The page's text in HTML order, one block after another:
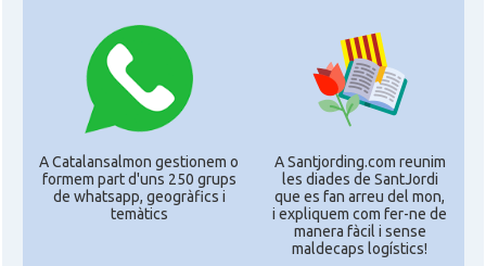
A Catalansalmon gestionem o
formem part d'uns 250 grups
de whatsapp, geogràfics i
temàtics
A Santjording.com reunim
les diades de SantJordi
que es fan arreu del mon,
i expliquem com fer-ne de
manera fàcil i sense
maldecaps logí­stics!